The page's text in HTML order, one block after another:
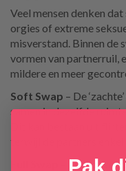
Veel mensen denken
orgies of extreme
misverstand. Binnen de
vormen van partnerruil,
mildere en meer
Soft Swap – De
samen in dezelfde
terwijl de partners enkel
– De
Pak